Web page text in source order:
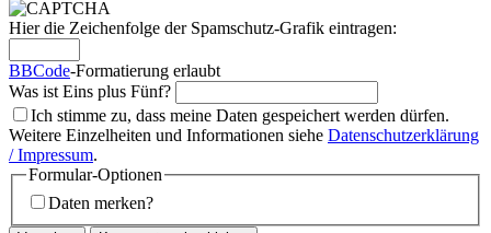
Hier die Zeichenfolge der Spamschutz-Grafik eintragen:
BBCode-Formatierung erlaubt
Was ist Eins plus Fünf?
Ich stimme zu, dass meine Daten gespeichert werden dürfen.
Weitere Einzelheiten und Informationen siehe Datenschutzerklärung
/ Impressum.
Formular-Optionen
Daten merken?